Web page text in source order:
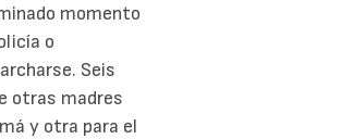
momento
o
Seis
otras madres
y otra para el